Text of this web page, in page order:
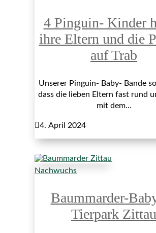
4 Pinguin- Kinder
ihre Eltern und die
auf Trab
Unserer Pinguin- Baby- Bande
dass die lieben Eltern fast rund
mit dem...
4. April 2024
Nachwuchs
Baummarder-
Tierpark Zittau